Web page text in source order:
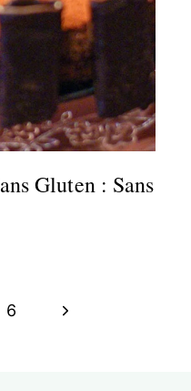
Gluten : Sans
6
Page